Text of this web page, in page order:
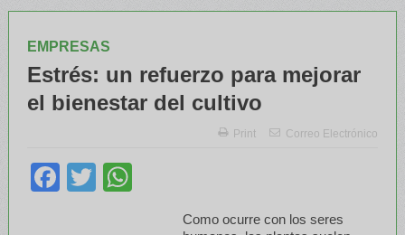
EMPRESAS
Estrés: un refuerzo para mejorar
el bienestar del cultivo
Print Correo Electrónico
Facebook
Twitter
Como ocurre con los seres